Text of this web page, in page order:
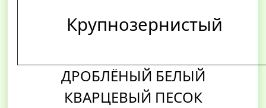
Крупнозернистый
ДРОБЛЁНЫЙ БЕЛЫЙ
КВАРЦЕВЫЙ ПЕСОК